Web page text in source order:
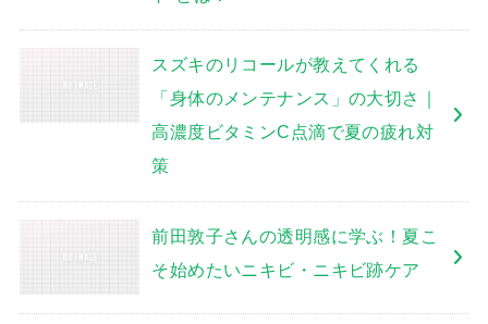
スズキのリコールが教えてくれる
「身体のメンテナンス」の大切さ｜
高濃度ビタミンC点滴で夏の疲れ対
策
前田敦子さんの透明感に学ぶ！夏こ
そ始めたいニキビ・ニキビ跡ケア